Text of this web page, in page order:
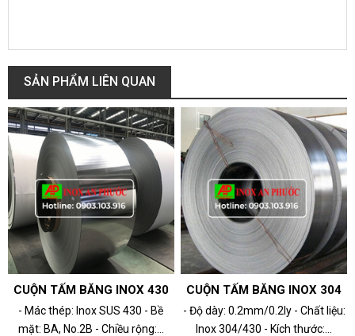
SẢN PHẨM LIÊN QUAN
CUỘN TẤM BĂNG INOX 430
- Mác thép: Inox SUS 430 - Bề
mặt: BA, No.2B - Chiều rộng:...
CUỘN TẤM BĂNG INOX 304
- Độ dày: 0.2mm/0.2ly - Chất liệu:
Inox 304/430 - Kích thước:...